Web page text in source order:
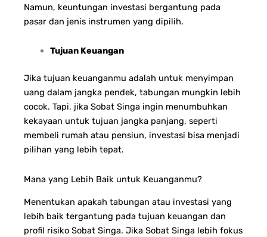
Namun, keuntungan investasi bergantung pada
pasar dan jenis instrumen yang dipilih.
Tujuan Keuangan
Jika tujuan keuanganmu adalah untuk menyimpan
uang dalam jangka pendek, tabungan mungkin lebih
cocok. Tapi, jika Sobat Singa ingin menumbuhkan
kekayaan untuk tujuan jangka panjang, seperti
membeli rumah atau pensiun, investasi bisa menjadi
pilihan yang lebih tepat.
Mana yang Lebih Baik untuk Keuanganmu?
Menentukan apakah tabungan atau investasi yang
lebih baik tergantung pada tujuan keuangan dan
profil risiko Sobat Singa. Jika Sobat Singa lebih fokus